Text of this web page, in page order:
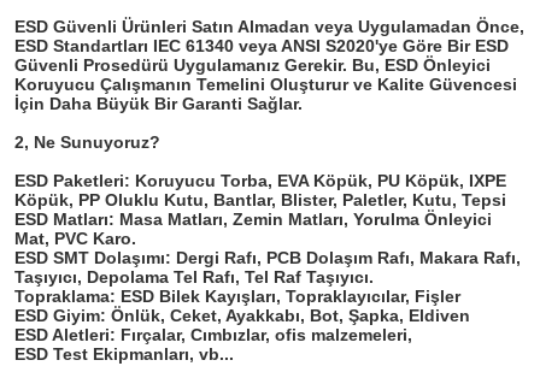
ESD Güvenli Ürünleri Satın Almadan veya Uygulamadan Önce,
ESD Standartları IEC 61340 veya ANSI S2020'ye Göre Bir ESD
Güvenli Prosedürü Uygulamanız Gerekir. Bu, ESD Önleyici
Koruyucu Çalışmanın Temelini Oluşturur ve Kalite Güvencesi
İçin Daha Büyük Bir Garanti Sağlar.
2, Ne Sunuyoruz?
ESD Paketleri: Koruyucu Torba, EVA Köpük, PU Köpük, IXPE
Köpük, PP Oluklu Kutu, Bantlar, Blister, Paletler, Kutu, Tepsi
ESD Matları: Masa Matları, Zemin Matları, Yorulma Önleyici
Mat, PVC Karo.
ESD SMT Dolaşımı: Dergi Rafı, PCB Dolaşım Rafı, Makara Rafı,
Taşıyıcı, Depolama Tel Rafı, Tel Raf Taşıyıcı.
Topraklama: ESD Bilek Kayışları, Topraklayıcılar, Fişler
ESD Giyim: Önlük, Ceket, Ayakkabı, Bot, Şapka, Eldiven
ESD Aletleri: Fırçalar, Cımbızlar, ofis malzemeleri,
ESD Test Ekipmanları, vb...